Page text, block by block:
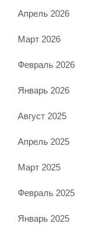
Апрель 2026
Март 2026
Февраль 2026
Январь 2026
Август 2025
Апрель 2025
Март 2025
Февраль 2025
Январь 2025